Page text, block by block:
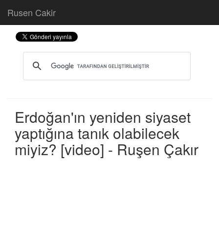
Rusen Cakir
Erdoğan'ın yeniden siyaset
yaptığına tanık olabilecek
miyiz? [video] - Ruşen Çakır